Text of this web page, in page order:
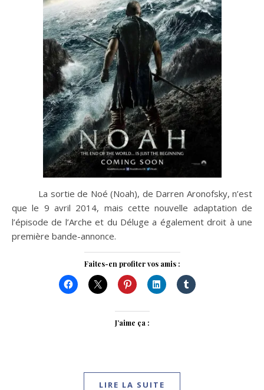
La sortie de Noé (Noah), de Darren Aronofsky, n’est
que le 9 avril 2014, mais cette nouvelle adaptation de
l’épisode de l’Arche et du Déluge a également droit à une
première bande-annonce.
Faites-en profiter vos amis :
J’aime ça :
LIRE LA SUITE